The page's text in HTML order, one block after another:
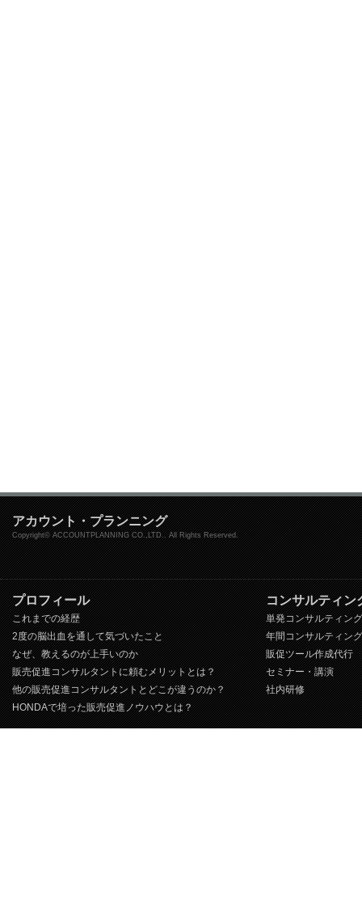
アカウント・プランニング
Copyright© ACCOUNTPLANNING CO.,LTD.. All Rights Reserved.
プロフィール
これまでの経歴
2度の脳出血を通して気づいたこと
なぜ、教えるのが上手いのか
販売促進コンサルタントに頼むメリットとは？
他の販売促進コンサルタントとどこが違うのか？
HONDAで培った販売促進ノウハウとは？
コンサルティン
単発コンサルティング
年間コンサルティング
販促ツール作成代行
セミナー・講演
社内研修